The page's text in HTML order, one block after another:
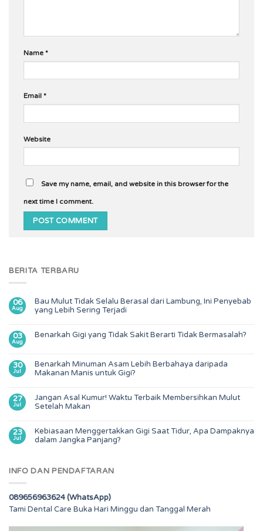
Name *
Email *
Website
Save my name, email, and website in this browser for the
next time I comment.
BERITA TERBARU
06
Aug
Bau Mulut Tidak Selalu Berasal dari Lambung, Ini Penyebab
yang Lebih Sering Terjadi
03
Aug
Benarkah Gigi yang Tidak Sakit Berarti Tidak Bermasalah?
30
Jul
Benarkah Minuman Asam Lebih Berbahaya daripada
Makanan Manis untuk Gigi?
27
Jul
Jangan Asal Kumur! Waktu Terbaik Membersihkan Mulut
Setelah Makan
23
Jul
Kebiasaan Menggertakkan Gigi Saat Tidur, Apa Dampaknya
dalam Jangka Panjang?
INFO DAN PENDAFTARAN
089656963624 (WhatsApp)
Tami Dental Care Buka Hari Minggu dan Tanggal Merah